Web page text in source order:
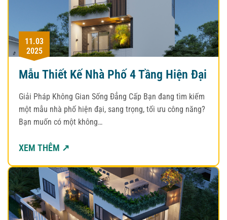
11.03
2025
Mẫu Thiết Kế Nhà Phố 4 Tầng Hiện Đại
Giải Pháp Không Gian Sống Đẳng Cấp Bạn đang tìm kiếm
một mẫu nhà phố hiện đại, sang trọng, tối ưu công năng?
Bạn muốn có một không…
XEM THÊM ↗